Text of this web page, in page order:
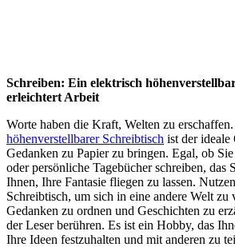
Schreiben: Ein elektrisch
erleichtert Arbeit
Worte haben die Kraft, Welten zu
höhenverstellbarer Schreibtisch ist der
Gedanken zu Papier zu bringen. Egal, ob
oder persönliche Tagebücher schreiben, das
Ihnen, Ihre Fantasie fliegen zu lassen.
Schreibtisch, um sich in eine andere Welt zu
Gedanken zu ordnen und Geschichten zu
der Leser berühren. Es ist ein Hobby, das
Ihre Ideen festzuhalten und mit anderen zu